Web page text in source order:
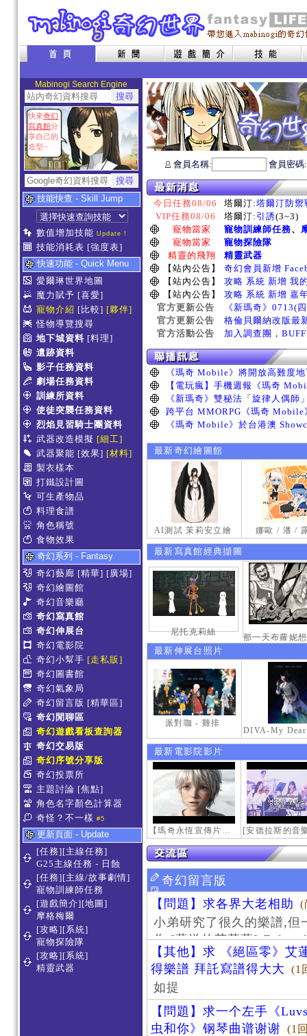
Mabinogi Search Engine
快來奇幻
寫真館分
享自己的
造型~
技能快查 - Skill Jump
數值增加技能 Update !
技能消耗表 [強度表]
快速功能 - Quick Menu
愛爾琳世界地圖
魔力賦予 [喜愛]
寵物介紹 [比較] [夥伴]
怪物導覽搜尋
地下城資料 [料理]
遺跡資料
影子任務資料
劇場任務資料
訓練所資料
使徒突襲任務資料
烈焰見習騎士團資料
武器改造模擬 [細工]
武器聚能 [效果] [材料]
製衣樣本
打鐵設計圖
可生產物品
料理食譜
角色稱號
食物效果
奇幻系列 - Fantasy
奇幻藝廊 [精華] [廣場]
奇幻繪圖館
奇幻音樂廳
奇幻寫真館
奇幻伸展台
奇幻電影院
奇幻小幫手 [走私販]
奇幻圖書館
奇幻氣象局
奇幻留言版 [精華區]
奇幻閒聊區
奇幻遊戲看板查詢器
奇幻交易版
奇幻序號分享版
奇幻投票所
主題討論 [焦點]
角色名字顏色計算器
奇怪？不一樣 #5
更新頁面 - Update
[任務][主線任務]
G25主線任務 - 日蝕
[任務][主線/故事劇情]
寵物訓練師任務
[遊戲簡介][地圖]
摩格梅爾
[攻略][系統]
寵物探險隊
[攻略][系統]
精靈武器
會員名稱: 會員密
今日任務08/06 塔爾汀:塔爾汀防禦
VIP任務08/06
塔爾汀: 引誘(3~3)
寵物當家
寵物訓練師任務、
寵物當家
寵物探險隊
精靈的飛翔
精靈武器
【站內公告】
奇幻會員新增
【站內公告】
攻略 系統 新增 我
【站內公告】
攻略 系統 新增 嘉
官方更新公告
《新瑪奇》0713(
官方更新公告
格倫貝爾納改版最
官方活動公告
加入調查團，
最新奇幻繪圖館
AI測試 茉莉安立繪 娜歐 / 潘 /
最新寫真館經典擷圖
尼托克莉絲
最新伸展台照片
派對咖 - 雞排
最新電影院影片
【瑪奇永恆宣傳片】最初的感動
奇幻留言版
【問題】求各界大老相助
(
小弟研究了很久的樂譜,但
作 [葬送的芙莉蓮]-
【其他】求 《絕區零》艾
得樂譜 拜託寫譜得大大
(1
如提
【問題】求一个左手《
虫和你》钢琴曲谱谢谢 (1